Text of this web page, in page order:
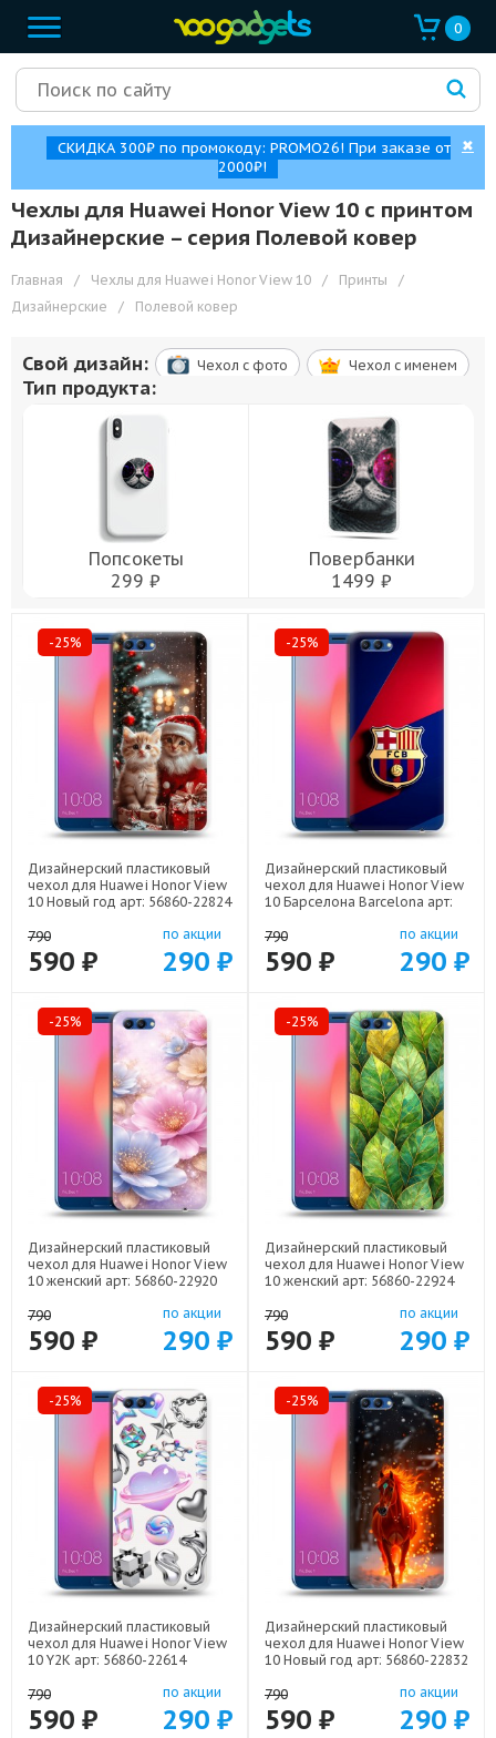
0
СКИДКА 300₽ по промокоду: PROMO26! При заказе от
2000₽!
✖
Чехлы для Huawei Honor View 10 с принтом
Дизайнерские – cерия Полевой ковер
Главная / Чехлы для Huawei Honor View 10 / Принты
/
Дизайнерские
/ Полевой ковер
Свой дизайн: Чехол c фото Чехол c именем
Тип продукта:
Попсокеты
299 ₽
Повербанки
1499 ₽
-25%
Дизайнерский пластиковый
чехол для Huawei Honor View
10 Новый год арт: 56860-22824
790
590 ₽
по акции
290 ₽
-25%
Дизайнерский пластиковый
чехол для Huawei Honor View
10 Барселона Barcelona арт:
790
590 ₽
по акции
290 ₽
-25%
Дизайнерский пластиковый
чехол для Huawei Honor View
10 женский арт: 56860-22920
790
590 ₽
по акции
290 ₽
-25%
Дизайнерский пластиковый
чехол для Huawei Honor View
10 женский арт: 56860-22924
790
590 ₽
по акции
290 ₽
-25%
Дизайнерский пластиковый
чехол для Huawei Honor View
10 Y2K арт: 56860-22614
790
590 ₽
по акции
290 ₽
-25%
Дизайнерский пластиковый
чехол для Huawei Honor View
10 Новый год арт: 56860-22832
790
590 ₽
по акции
290 ₽